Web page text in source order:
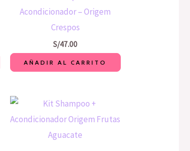
Acondicionador – Origem
Crespos
S/47.00
AÑADIR AL CARRITO